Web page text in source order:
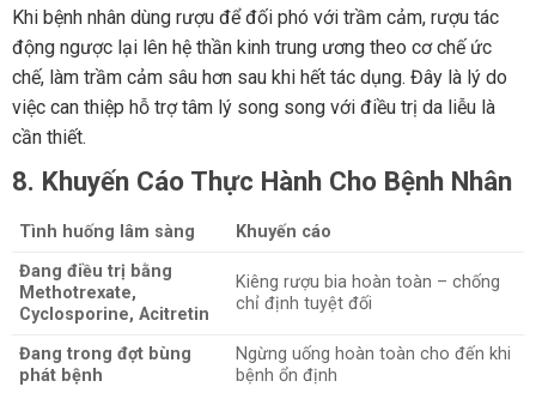
Khi bệnh nhân dùng rượu để đối phó với trầm cảm, rượu tác
động ngược lại lên hệ thần kinh trung ương theo cơ chế ức
chế, làm trầm cảm sâu hơn sau khi hết tác dụng. Đây là lý do
việc can thiệp hỗ trợ tâm lý song song với điều trị da liễu là
cần thiết.
8. Khuyến Cáo Thực Hành Cho Bệnh Nhân
Tình huống lâm sàng
Khuyến cáo
Đang điều trị bằng
Methotrexate,
Cyclosporine, Acitretin
Kiêng rượu bia hoàn toàn – chống
chỉ định tuyệt đối
Đang trong đợt bùng
phát bệnh
Ngừng uống hoàn toàn cho đến khi
bệnh ổn định